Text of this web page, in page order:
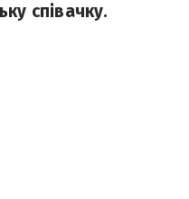
співачку.